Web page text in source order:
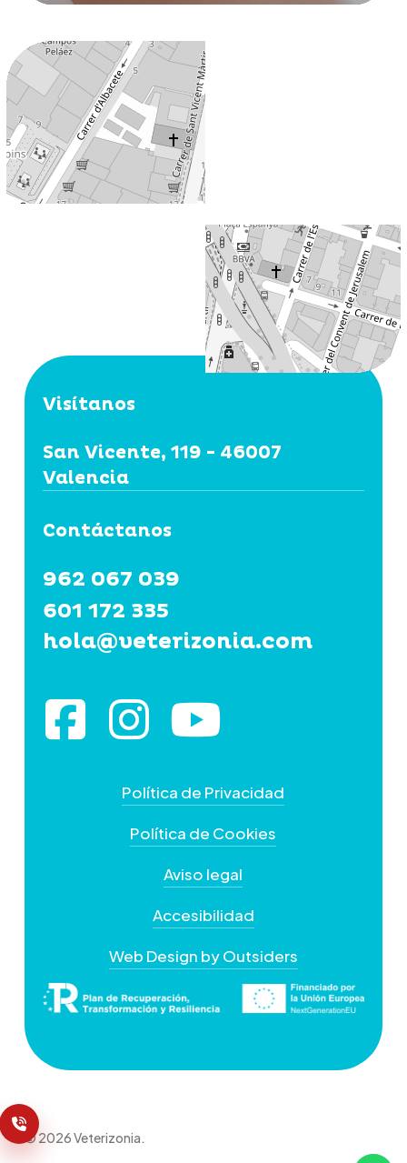
Visítanos
San Vicente, 119 - 46007
Valencia
Contáctanos
962 067 039
601 172 335
hola@veterizonia.com
Política de Privacidad
Política de Cookies
Aviso legal
Accesibilidad
Web Design by Outsiders
© 2026 Veterizonia.